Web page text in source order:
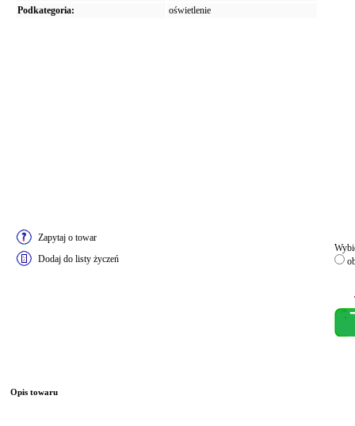
Podkategoria:
oświetlenie
Zapytaj o towar
Dodaj do listy życzeń
Opis towaru